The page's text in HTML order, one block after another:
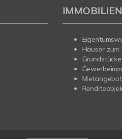
Häuser zum
Grundstücke